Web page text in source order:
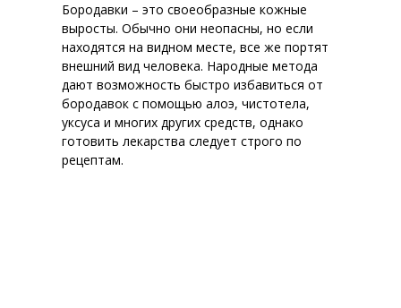
Бородавки – это своеобразные кожные
выросты. Обычно они неопасны, но если
находятся на видном месте, все же портят
внешний вид человека. Народные метода
дают возможность быстро избавиться от
бородавок с помощью алоэ, чистотела,
уксуса и многих других средств, однако
готовить лекарства следует строго по
рецептам.